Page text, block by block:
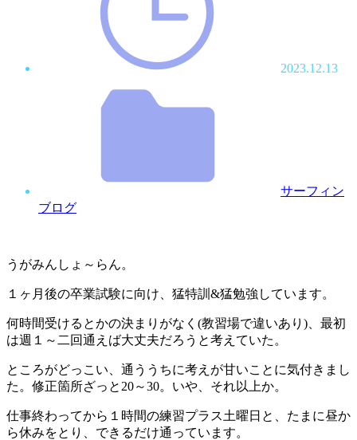
2023.12.13
サーフィン
ブログ
うがみんしょ～らん。
１ヶ月後の卒業試験に向け、猛特訓&猛勉強しています。
何時間受けるとかの決まりがなく(教習場で違いあり)、最初
は週１～二回通えば大丈夫だろうと考えていた。
ところがどっこい、通ううちに考えが甘いことに気付きまし
た。修正箇所ざっと20～30。いや、それ以上か。
仕事終わってから１時間の練習プラス土曜日と、たまに昼か
ら休みをとり、できるだけ通っています。